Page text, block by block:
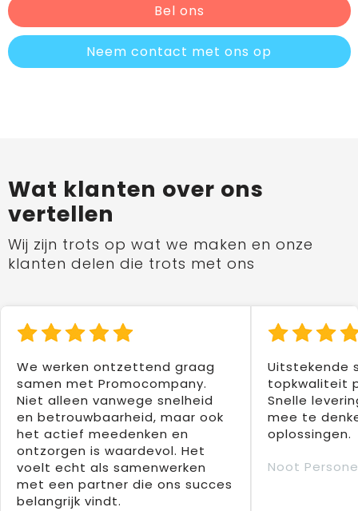
Bel ons
Neem contact met ons op
Wat klanten over ons
vertellen
Wij zijn trots op wat we maken en onze
klanten delen die trots met ons
We werken ontzettend graag
samen met Promocompany.
Niet alleen vanwege snelheid
en betrouwbaarheid, maar ook
het actief meedenken en
ontzorgen is waardevol. Het
voelt echt als samenwerken
met een partner die ons succes
belangrijk vindt.
Uitstekende
topkwaliteit
Snelle
mee te
oplossingen.
Noot